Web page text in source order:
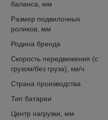
баланса, мм
Размер подвилочных
роликов, мм
Родина бренда
Скорость передвижения (с
грузом/без груза), км/ч
Страна производства
Тип батареи
Центр нагрузки, мм